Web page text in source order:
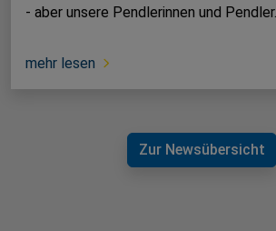
- aber unsere Pendlerinnen und Pendler…
mehr lesen
Zur Newsübersicht